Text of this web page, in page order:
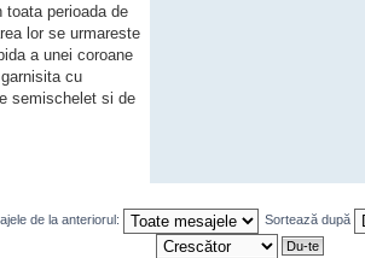
perioada de
lor se urmareste
a unei coroane
cu
semischelet si de
de la anteriorul: Sortează după